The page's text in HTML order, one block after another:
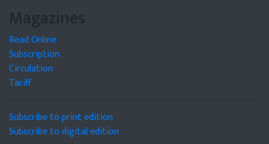
Magazines
Read Online
Subscription
Circulation
Tariff
Subscribe to print edition
Subscribe to digital edition